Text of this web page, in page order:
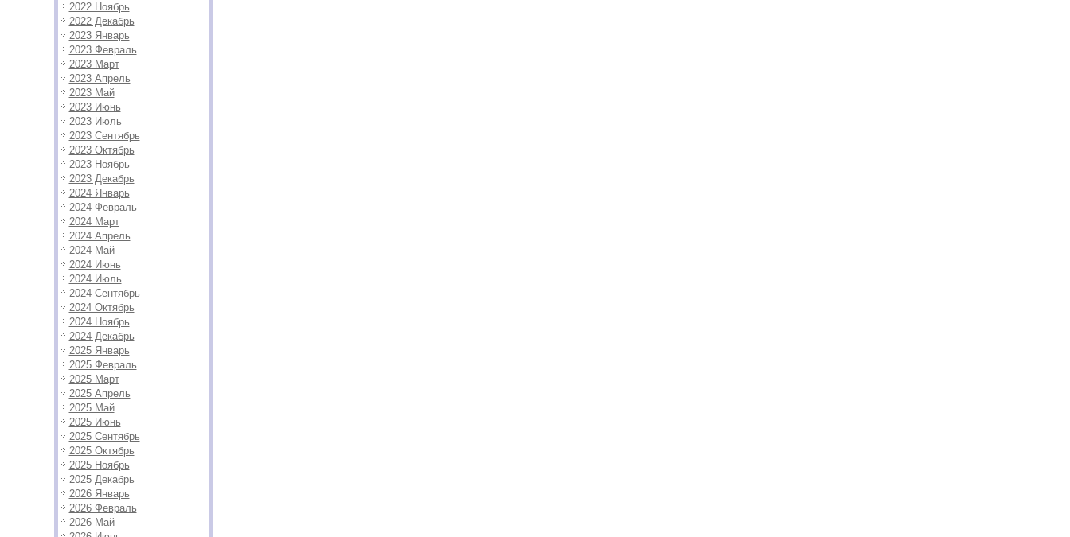
2022 Ноябрь
2022 Декабрь
2023 Январь
2023 Февраль
2023 Март
2023 Апрель
2023 Май
2023 Июнь
2023 Июль
2023 Сентябрь
2023 Октябрь
2023 Ноябрь
2023 Декабрь
2024 Январь
2024 Февраль
2024 Март
2024 Апрель
2024 Май
2024 Июнь
2024 Июль
2024 Сентябрь
2024 Октябрь
2024 Ноябрь
2024 Декабрь
2025 Январь
2025 Февраль
2025 Март
2025 Апрель
2025 Май
2025 Июнь
2025 Сентябрь
2025 Октябрь
2025 Ноябрь
2025 Декабрь
2026 Январь
2026 Февраль
2026 Май